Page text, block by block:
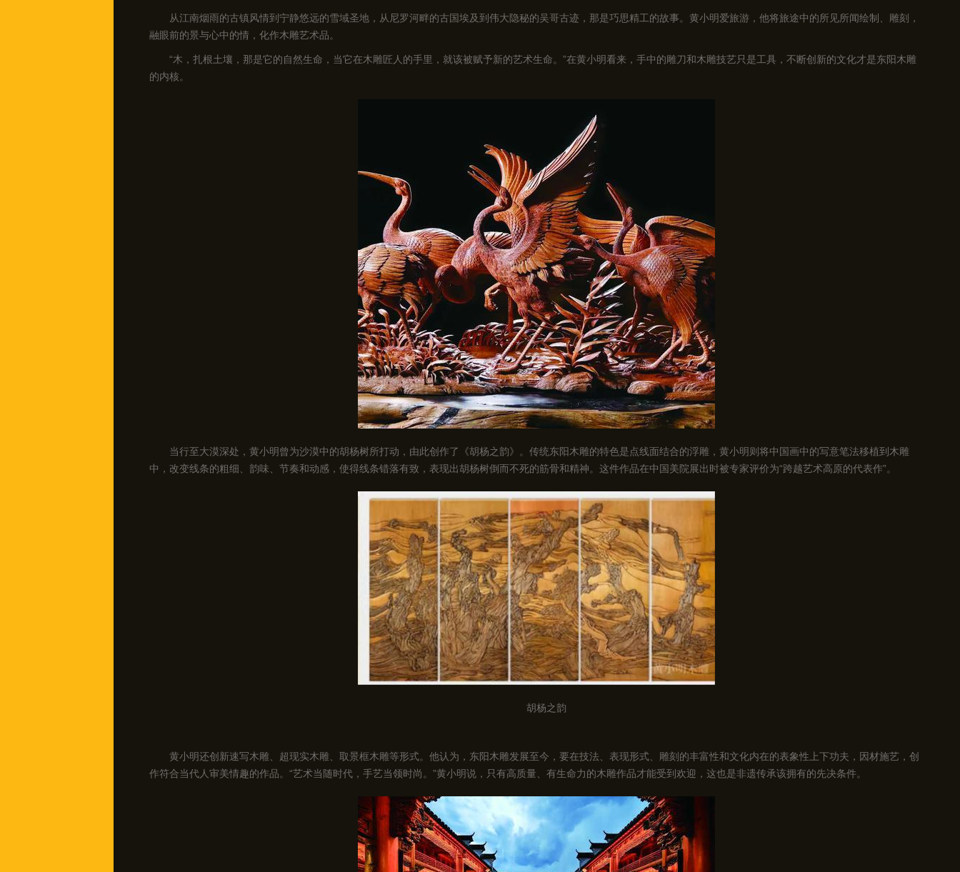
从江南烟雨的古镇风情到宁静悠远的雪域圣地，从尼罗河畔的古国埃及到伟大隐秘的吴哥古迹，那是巧思精工的故事。黄小明爱旅游，他将旅途中的所见所闻绘制、雕刻，
融眼前的景与心中的情，化作木雕艺术品。
“木，扎根土壤，那是它的自然生命，当它在木雕匠人的手里，就该被赋予新的艺术生命。”在黄小明看来，手中的雕刀和木雕技艺只是工具，不断创新的文化才是东阳木雕
的内核。
当行至大漠深处，黄小明曾为沙漠中的胡杨树所打动，由此创作了《胡杨之韵》。传统东阳木雕的特色是点线面结合的浮雕，黄小明则将中国画中的写意笔法移植到木雕
中，改变线条的粗细、韵味、节奏和动感，使得线条错落有致，表现出胡杨树倒而不死的筋骨和精神。这件作品在中国美院展出时被专家评价为“跨越艺术高原的代表作”。
胡杨之韵
黄小明还创新速写木雕、超现实木雕、取景框木雕等形式。他认为，东阳木雕发展至今，要在技法、表现形式、雕刻的丰富性和文化内在的表象性上下功夫，因材施艺，创
作符合当代人审美情趣的作品。“艺术当随时代，手艺当领时尚。”黄小明说，只有高质量、有生命力的木雕作品才能受到欢迎，这也是非遗传承该拥有的先决条件。